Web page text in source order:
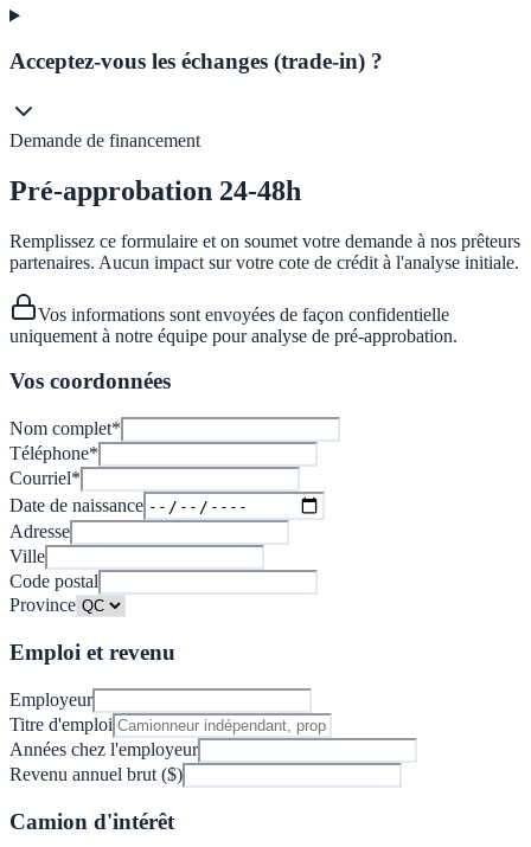
Acceptez-vous les échanges (trade-in) ?
Demande de financement
Pré-approbation 24-48h
Remplissez ce formulaire et on soumet votre demande à nos prêteurs
partenaires. Aucun impact sur votre cote de crédit à l'analyse initiale.
Vos informations sont envoyées de façon confidentielle
uniquement à notre équipe pour analyse de pré-approbation.
Vos coordonnées
Nom complet*
Téléphone*
Courriel*
Date de naissance
Adresse
Ville
Code postal
Province
Emploi et revenu
Employeur
Titre d'emploi
Années chez l'employeur
Revenu annuel brut ($)
Camion d'intérêt